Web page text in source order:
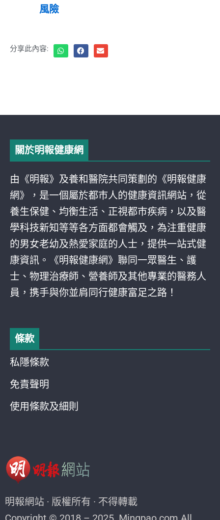
風險
分享此內容:
關於明報健康網
由《明報》及養和醫院共同策劃的《明報健康
網》，是一個屬於都巿人的健康資訊網站，從
養生保健、均衡生活、正視都巿疾病，以及醫
學科技新知等等各方面都會觸及，為注重健康
的男女老幼及熱愛家庭的人士，提供一站式健
康資訊。《明報健康網》聯同一眾醫生、護
士、物理治療師、營養師及其他專業的醫務人
員，携手與你並肩同行健康富足之路！
條款
私隱條款
免責聲明
使用條款及細則
明報網站 · 版權所有 · 不得轉載